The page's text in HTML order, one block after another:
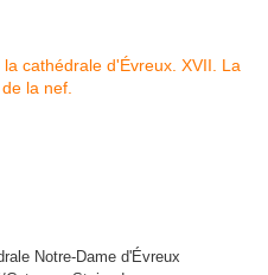
Notre-Dame d'Évreux